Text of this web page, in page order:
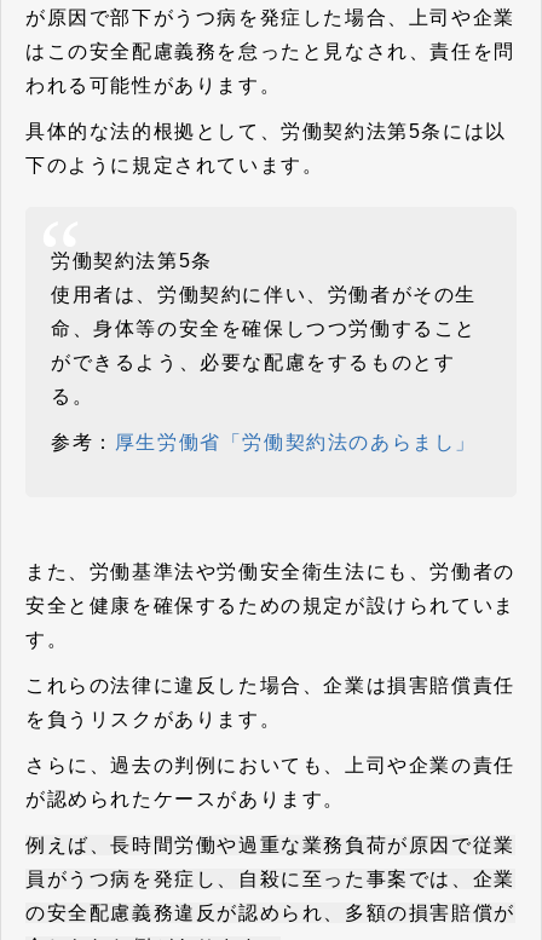
が原因で部下がうつ病を発症した場合、上司や企業
はこの安全配慮義務を怠ったと見なされ、責任を問
われる可能性があります。
具体的な法的根拠として、労働契約法第5条には以
下のように規定されています。
労働契約法第5条
使用者は、労働契約に伴い、労働者がその生
命、身体等の安全を確保しつつ労働すること
ができるよう、必要な配慮をするものとす
る。
参考： 厚生労働省「労働契約法のあらまし」
また、労働基準法や労働安全衛生法にも、労働者の
安全と健康を確保するための規定が設けられていま
す。
これらの法律に違反した場合、企業は損害賠償責任
を負うリスクがあります。
さらに、過去の判例においても、上司や企業の責任
が認められたケースがあります。
例えば、長時間労働や過重な業務負荷が原因で従業
員がうつ病を発症し、自殺に至った事案では、企業
の安全配慮義務違反が認められ、多額の損害賠償が